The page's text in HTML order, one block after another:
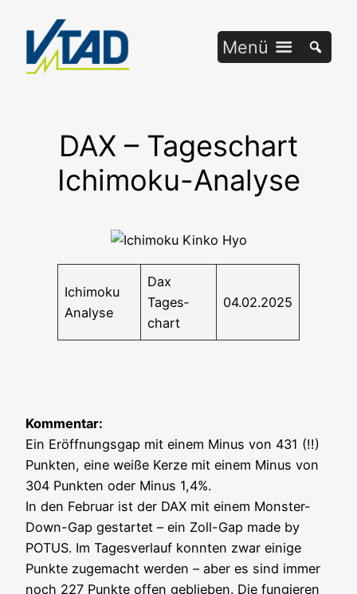
springen
Menü
DAX – Tageschart
Ichimoku-Analyse
Ichi­mo­ku
Analyse
Dax
Tages­
chart
04.02.2025
Kom­men­tar:
Ein Eröff­nungs­gap mit einem Minus von 431 (!!)
Punk­ten, eine wei­ße Ker­ze mit einem Minus von
304 Punk­ten oder Minus 1,4%.
In den Febru­ar ist der DAX mit einem Mons­ter-
Down-Gap gestar­tet – ein Zoll-Gap made by
POTUS. Im Tages­ver­lauf konn­ten zwar eini­ge
Punk­te zuge­macht wer­den – aber es sind immer
noch 227 Punk­te offen geblie­ben. Die fun­gie­ren